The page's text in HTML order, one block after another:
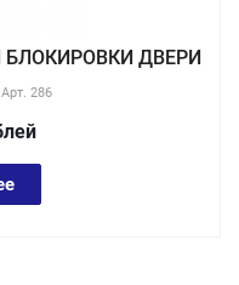
БЛОКИРОВКИ ДВЕРИ
Арт. 286
лей